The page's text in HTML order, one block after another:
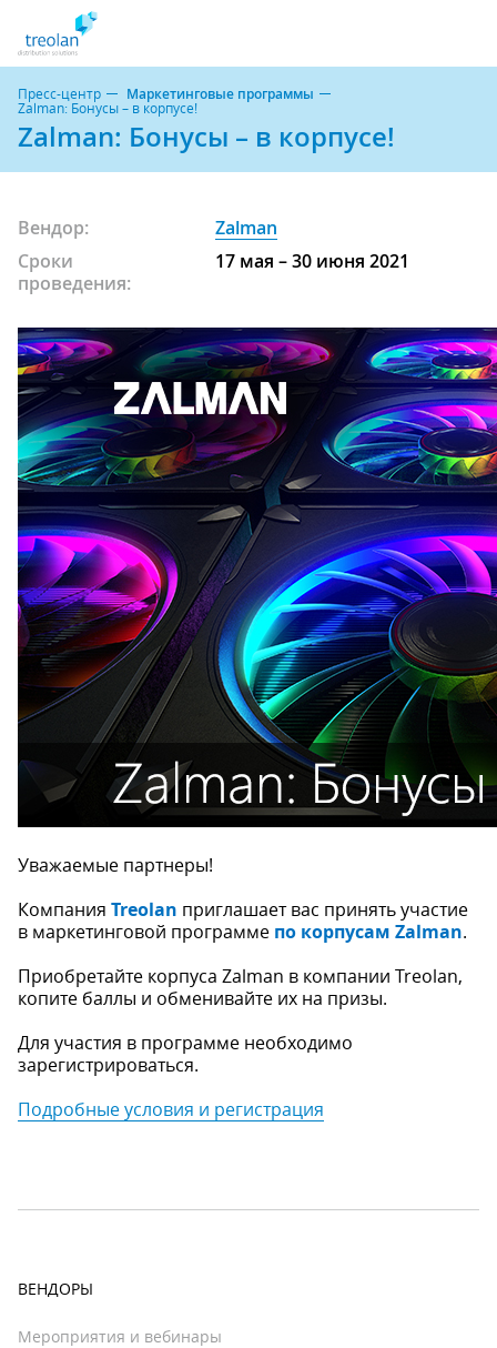
Пресс-центр Маркетинговые программы
Zalman: Бонусы – в корпусе!
Zalman: Бонусы – в корпусе!
Вендор:
Zalman
Сроки
проведения:
17 мая – 30 июня 2021
Уважаемые партнеры!
Компания Treolan приглашает вас принять участие
в маркетинговой программе по корпусам Zalman.
Приобретайте корпуса Zalman в компании Treolan,
копите баллы и обменивайте их на призы.
Для участия в программе необходимо
зарегистрироваться.
Подробные условия и регистрация
ВЕНДОРЫ
Мероприятия и вебинары